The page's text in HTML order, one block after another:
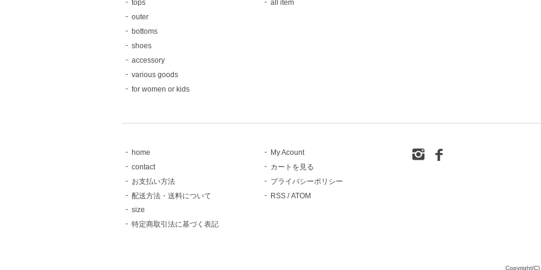
tops
outer
bottoms
shoes
accessory
various goods
for women or kids
all item
home
contact
お支払い方法
配送方法・送料について
size
特定商取引法に基づく表記
My Acount
カートを見る
プライバシーポリシー
RSS /ATOM